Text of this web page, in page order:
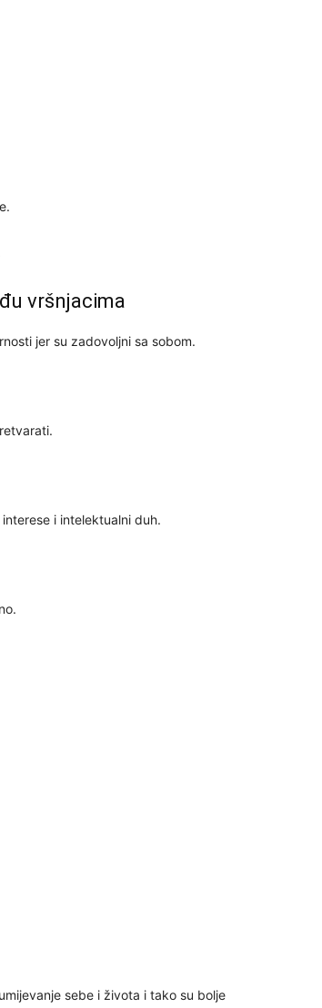
vršnjacima
jer su zadovoljni sa sobom.
i intelektualni duh.
sebe i života i tako su bolje